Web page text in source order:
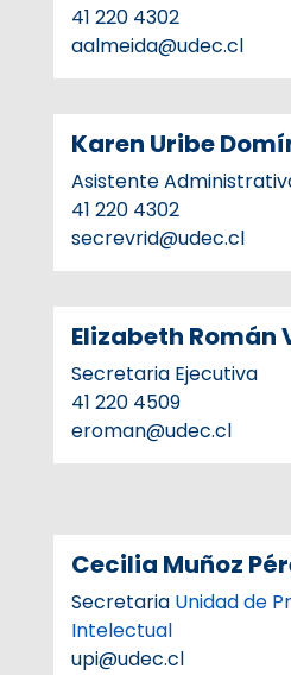
41 220 4302
aalmeida@udec.cl
Karen Uribe
Asistente
41 220 4302
secrevrid@udec.cl
Elizabeth Román
Secretaria Ejecutiva
41 220 4509
eroman@udec.cl
Cecilia Muñoz
Secretaria Unidad de
Intelectual
upi@udec.cl